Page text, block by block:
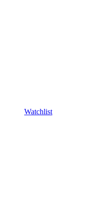
Watchlist